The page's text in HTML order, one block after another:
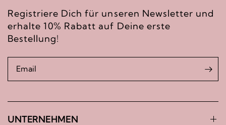
Registriere Dich für unseren Newsletter und
erhalte 10% Rabatt auf Deine erste
Bestellung!
Email
UNTERNEHMEN